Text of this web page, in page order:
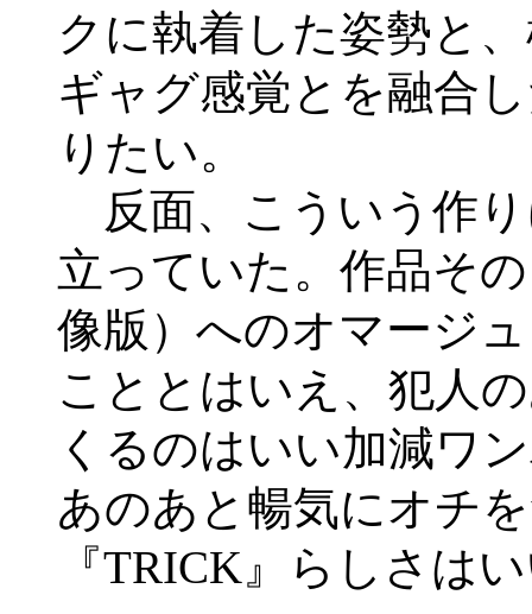
クに執着した姿勢と
ギャグ感覚とを融合
りたい。
反面、こういう作
立っていた。作品そ
像版）へのオマージ
こととはいえ、犯人
くるのはいい加減ワ
あのあと暢気にオチ
『TRICK』らしさは